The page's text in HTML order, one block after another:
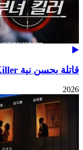
قاتلة بحسن نية A Bona Fide Killer
2026